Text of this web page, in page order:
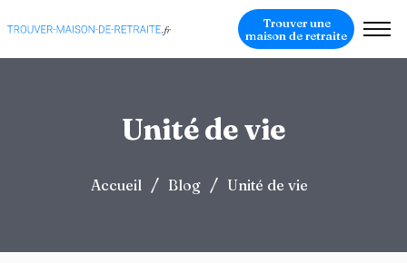
Trouver une
maison de retraite
Unité de vie
Accueil / Blog / Unité de vie